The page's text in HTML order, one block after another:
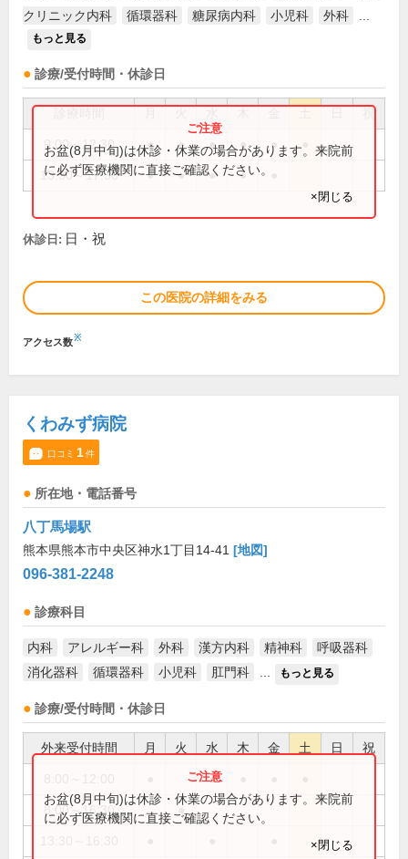
クリニック内科
循環器科 糖尿病内科 小児科 外科
もっと見る
診療/受付時間・休診日
祝
9:00～12:30 ● ● ● ● ●
13:30～17:30 ● ● ● ●
お盆(8月中旬)は休診・休業の場合があります。来院前
に必ず医療機関に直接ご確認ください。
×閉じる
休診日: 日・祝
この医院の詳細をみる
アクセス数※
くわみず病院
口コミ 1件
所在地・電話番号
八丁馬場駅
熊本県熊本市中央区神水1丁目14-41 [地図]
096-381-2248
診療科目
内科 アレルギー科 外科 漢方内科 精神科
呼吸器科
消化器科
循環器科 小児科 肛門科 もっと見る
診療/受付時間・休診日
外来受付時間 月 火 水 木 金 土 日 祝
●
8:00～16:30 ●
お盆(8月中旬)は休診・休業の場合があります。来院前
に必ず医療機関に直接ご確認ください。
×閉じる